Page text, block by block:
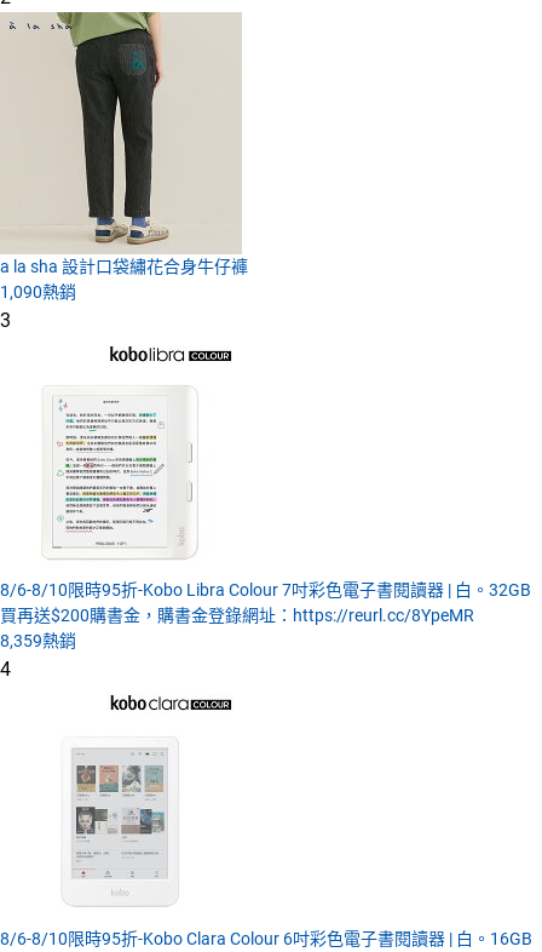
a la sha 設計口袋繡花合身牛仔褲
1,090熱銷
3
8/6-8/10限時95折-Kobo Libra Colour 7吋彩色電子書閱讀器 | 白。32GB
買再送$200購書金，購書金登錄網址：https://reurl.cc/8YpeMR
8,359熱銷
4
8/6-8/10限時95折-Kobo Clara Colour 6吋彩色電子書閱讀器 | 白。16GB